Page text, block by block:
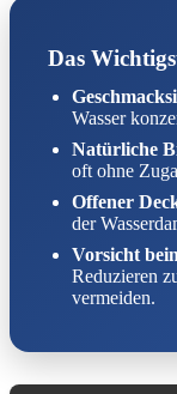
Das
Wasser
Natürliche
oft ohne
Offener
der
Vorsicht
Reduzieren
vermeiden.